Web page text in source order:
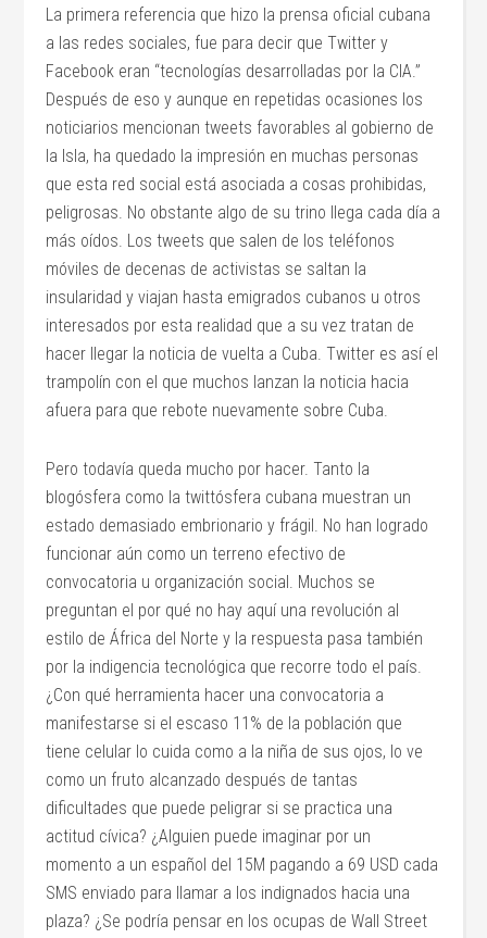
La primera referencia que hizo la prensa oficial cubana
a las redes sociales, fue para decir que Twitter y
Facebook eran “tecnologías desarrolladas por la CIA.”
Después de eso y aunque en repetidas ocasiones los
noticiarios mencionan tweets favorables al gobierno de
la Isla, ha quedado la impresión en muchas personas
que esta red social está asociada a cosas prohibidas,
peligrosas. No obstante algo de su trino llega cada día a
más oídos. Los tweets que salen de los teléfonos
móviles de decenas de activistas se saltan la
insularidad y viajan hasta emigrados cubanos u otros
interesados por esta realidad que a su vez tratan de
hacer llegar la noticia de vuelta a Cuba. Twitter es así el
trampolín con el que muchos lanzan la noticia hacia
afuera para que rebote nuevamente sobre Cuba.
Pero todavía queda mucho por hacer. Tanto la
blogósfera como la twittósfera cubana muestran un
estado demasiado embrionario y frágil. No han logrado
funcionar aún como un terreno efectivo de
convocatoria u organización social. Muchos se
preguntan el por qué no hay aquí una revolución al
estilo de África del Norte y la respuesta pasa también
por la indigencia tecnológica que recorre todo el país.
¿Con qué herramienta hacer una convocatoria a
manifestarse si el escaso 11% de la población que
tiene celular lo cuida como a la niña de sus ojos, lo ve
como un fruto alcanzado después de tantas
dificultades que puede peligrar si se practica una
actitud cívica? ¿Alguien puede imaginar por un
momento a un español del 15M pagando a 69 USD cada
SMS enviado para llamar a los indignados hacia una
plaza? ¿Se podría pensar en los ocupas de Wall Street